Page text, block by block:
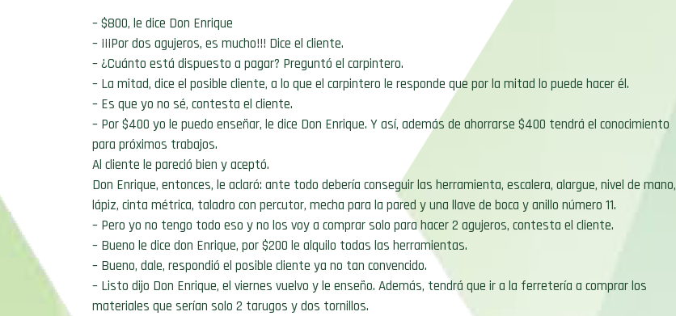
– $800, le dice Don Enrique
– ¡¡¡Por dos agujeros, es mucho!!! Dice el cliente.
– ¿Cuánto está dispuesto a pagar? Preguntó el carpintero.
– La mitad, dice el posible cliente, a lo que el carpintero le responde que por la mitad lo puede hacer él.
– Es que yo no sé, contesta el cliente.
– Por $400 yo le puedo enseñar, le dice Don Enrique. Y así, además de ahorrarse $400 tendrá el conocimiento
para próximos trabajos.
Al cliente le pareció bien y aceptó.
Don Enrique, entonces, le aclaró: ante todo debería conseguir las herramienta, escalera, alargue, nivel de mano,
lápiz, cinta métrica, taladro con percutor, mecha para la pared y una llave de boca y anillo número 11.
– Pero yo no tengo todo eso y no los voy a comprar solo para hacer 2 agujeros, contesta el cliente.
– Bueno le dice don Enrique, por $200 le alquilo todas las herramientas.
– Bueno, dale, respondió el posible cliente ya no tan convencido.
– Listo dijo Don Enrique, el viernes vuelvo y le enseño. Además, tendrá que ir a la ferretería a comprar los
materiales que serían solo 2 tarugos y dos tornillos.